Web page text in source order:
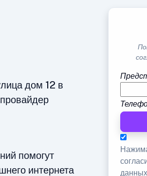
дом 12 в
помогут
интернета